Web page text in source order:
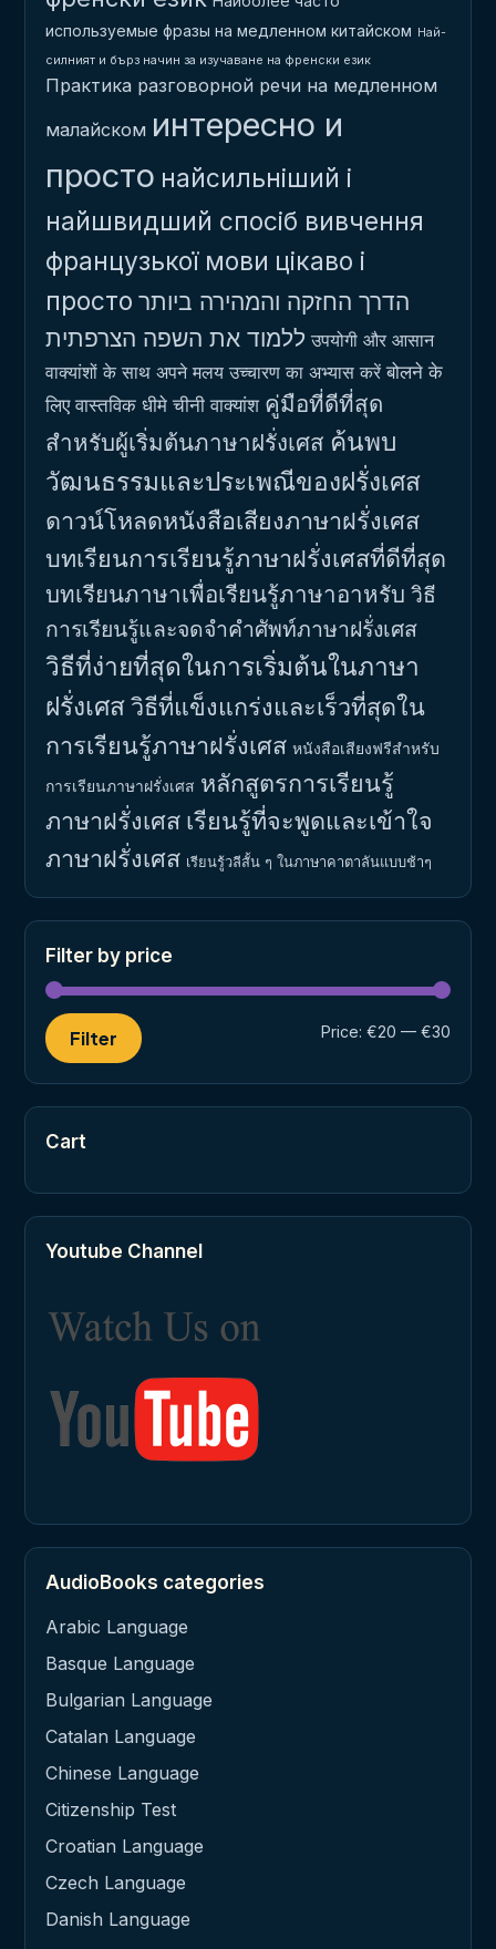
используемые фразы на медленном китайском Най-
силният и бърз начин за изучаване на френски език
Практика разговорной речи на медленном
малайском интересно и
просто найсильніший і
найшвидший спосіб вивчення
французької мови цікаво і
просто הדרך החזקה והמהירה ביותר
ללמוד את השפה הצרפתית उपयोगी और आसान
वाक्यांशों के साथ अपने मलय उच्चारण का अभ्यास करें बोलने के
लिए वास्तविक धीमे चीनी वाक्यांश คู่มือที่ดีที่สุด
สำหรับผู้เริ่มต้นภาษาฝรั่งเศส ค้นพบ
วัฒนธรรมและประเพณีของฝรั่งเศส
ดาวน์โหลดหนังสือเสียงภาษาฝรั่งเศส
บทเรียนการเรียนรู้ภาษาฝรั่งเศสที่ดีที่สุด
บทเรียนภาษาเพื่อเรียนรู้ภาษาอาหรับ วิธี
การเรียนรู้และจดจำคำศัพท์ภาษาฝรั่งเศส
วิธีที่ง่ายที่สุดในการเริ่มต้นในภาษา
ฝรั่งเศสวิธีที่แข็งแกร่งและเร็วที่สุดใน
การเรียนรู้ภาษาฝรั่งเศส หนังสือเสียงฟรีสำหรับ
การเรียนภาษาฝรั่งเศส หลักสูตรการเรียนรู้
ภาษาฝรั่งเศส เรียนรู้ที่จะพูดและเข้าใจ
ภาษาฝรั่งเศส เรียนรู้วลีสั้น ๆ ในภาษาคาตาลันแบบช้าๆ
Filter by price
Filter Price: €20 — €30
Cart
Youtube Channel
AudioBooks categories
Arabic Language
Basque Language
Bulgarian Language
Catalan Language
Chinese Language
Citizenship Test
Croatian Language
Czech Language
Danish Language